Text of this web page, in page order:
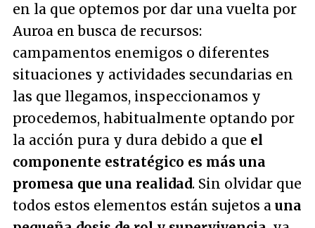
en la que optemos por dar una vuelta por
Auroa en busca de recursos:
campamentos enemigos o diferentes
situaciones y actividades secundarias en
las que llegamos, inspeccionamos y
procedemos, habitualmente optando por
la acción pura y dura debido a que el
componente estratégico es más una
promesa que una realidad. Sin olvidar que
todos estos elementos están sujetos a una